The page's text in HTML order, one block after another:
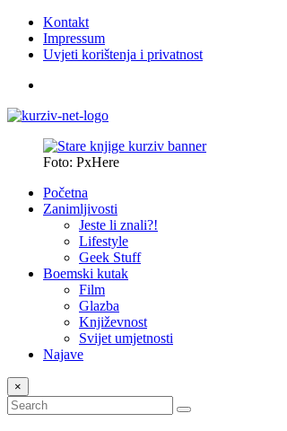
Kontakt
Impressum
Uvjeti korištenja i privatnost
Foto: PxHere
Početna
Zanimljivosti
Jeste li znali?!
Lifestyle
Geek Stuff
Boemski kutak
Film
Glazba
Književnost
Svijet umjetnosti
Najave
×